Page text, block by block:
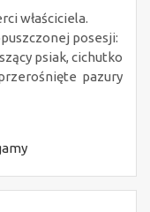
właściciela.
posesji:
psiak, cichutko
pazury